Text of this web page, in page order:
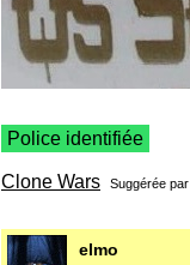
Police identifiée
Clone Wars Suggérée par
elmo